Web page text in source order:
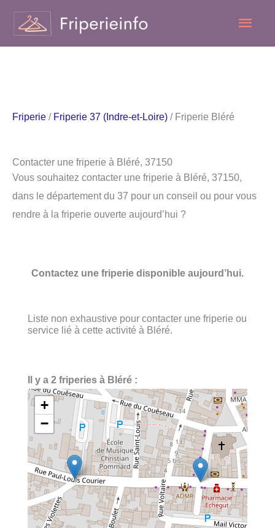
contenu
Friperie / Friperie 37 (Indre-et-Loire) / Friperie Bléré
Contacter une friperie à Bléré, 37150
Vous souhaitez contacter une friperie à Bléré, 37150,
dans le département du 37 pour un conseil ou pour vous
rendre à la friperie ouverte aujourd’hui ?
Contactez une friperie disponible aujourd’hui.
Liste non exhaustive pour contacter une friperie ou
service lié à cette activité à Bléré.
Il y a 2 friperies à Bléré :
+
−